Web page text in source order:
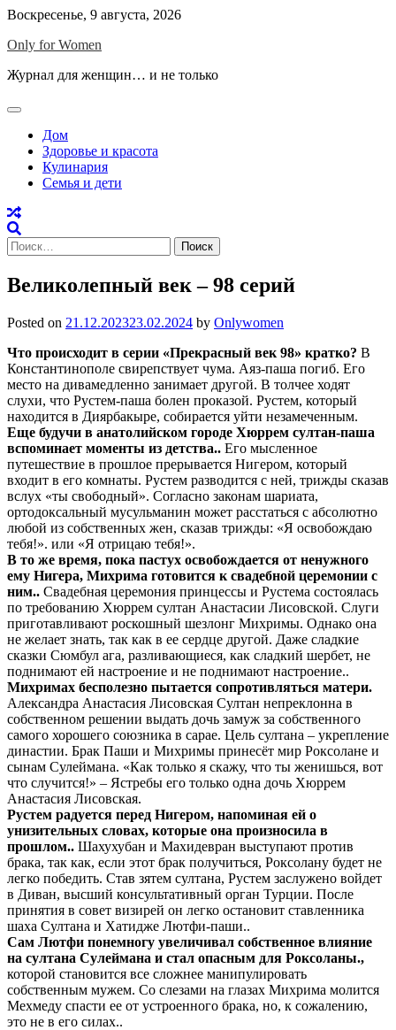
Skip
content
Воскресенье, 9 августа, 2026
Only for Women
Журнал для женщин… и не только
Дом
Здоровье и красота
Кулинария
Семья и дети
Найти:
Великолепный век – 98 серий
Posted on 21.12.202323.02.2024 by Onlywomen
Что происходит в серии «Прекрасный век 98» кратко? В
Константинополе свирепствует чума. Аяз-паша погиб. Его
место на дивамедленно занимает другой. В толчее ходят
слухи, что Рустем-паша болен проказой. Рустем, который
находится в Диярбакыре, собирается уйти незамеченным.
Еще будучи в анатолийском городе Хюррем султан-паша
вспоминает моменты из детства.. Его мысленное
путешествие в прошлое прерывается Нигером, который
входит в его комнаты. Рустем разводится с ней, трижды сказав
вслух «ты свободный». Согласно законам шариата,
ортодоксальный мусульманин может расстаться с абсолютно
любой из собственных жен, сказав трижды: «Я освобождаю
тебя!». или «Я отрицаю тебя!».
В то же время, пока пастух освобождается от ненужного
ему Нигера, Михрима готовится к свадебной церемонии с
ним.. Свадебная церемония принцессы и Рустема состоялась
по требованию Хюррем султан Анастасии Лисовской. Слуги
приготавливают роскошный шезлонг Михримы. Однако она
не желает знать, так как в ее сердце другой. Даже сладкие
сказки Сюмбул ага, разливающиеся, как сладкий шербет, не
поднимают ей настроение и не поднимают настроение..
Михримах бесполезно пытается сопротивляться матери.
Александра Анастасия Лисовская Султан непреклонна в
собственном решении выдать дочь замуж за собственного
самого хорошего союзника в сарае. Цель султана – укрепление
династии. Брак Паши и Михримы принесёт мир Роксолане и
сынам Сулеймана. «Как только я скажу, что ты женишься, вот
что случится!» – Ястребы его только одна дочь Хюррем
Анастасия Лисовская.
Рустем радуется перед Нигером, напоминая ей о
унизительных словах, которые она произносила в
прошлом.. Шахухубан и Махидевран выступают против
брака, так как, если этот брак получиться, Роксолану будет не
легко победить. Став зятем султана, Рустем заслужено войдет
в Диван, высший консультативный орган Турции. После
принятия в совет визирей он легко остановит ставленника
шаха Султана и Хатидже Лютфи-паши..
Сам Лютфи понемногу увеличивал собственное влияние
на султана Сулеймана и стал опасным для Роксоланы.,
которой становится все сложнее манипулировать
собственным мужем. Со слезами на глазах Михрима молится
Мехмеду спасти ее от устроенного брака, но, к сожалению,
это не в его силах..